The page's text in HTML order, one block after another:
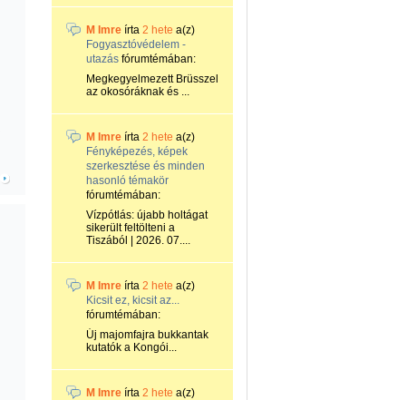
M Imre írta 2 hete a(z)
Fogyasztóvédelem -
utazás fórumtémában:
Megkegyelmezett Brüsszel
az okosóráknak és ...
M Imre írta 2 hete a(z)
Fényképezés, képek
szerkesztése és minden
hasonló témakör
fórumtémában:
Vízpótlás: újabb holtágat
sikerült feltölteni a
Tiszából | 2026. 07....
M Imre írta 2 hete a(z)
Kicsit ez, kicsit az...
fórumtémában:
Új majomfajra bukkantak
kutatók a Kongói...
M Imre írta 2 hete a(z)